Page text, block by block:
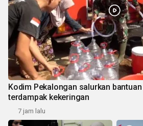
Kodim Pekalongan salurkan
terdampak kekeringan
7 jam lalu